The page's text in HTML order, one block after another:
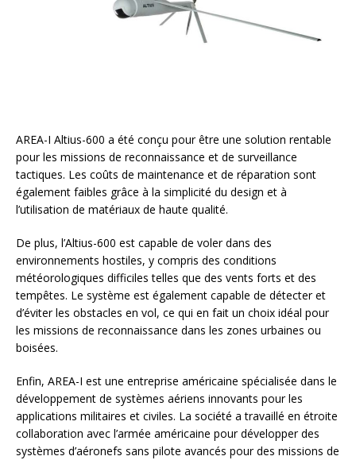
AREA-I Altius-600 a été conçu pour être une solution rentable
pour les missions de reconnaissance et de surveillance
tactiques. Les coûts de maintenance et de réparation sont
également faibles grâce à la simplicité du design et à
l’utilisation de matériaux de haute qualité.
De plus, l’Altius-600 est capable de voler dans des
environnements hostiles, y compris des conditions
météorologiques difficiles telles que des vents forts et des
tempêtes. Le système est également capable de détecter et
d’éviter les obstacles en vol, ce qui en fait un choix idéal pour
les missions de reconnaissance dans les zones urbaines ou
boisées.
Enfin, AREA-I est une entreprise américaine spécialisée dans le
développement de systèmes aériens innovants pour les
applications militaires et civiles. La société a travaillé en étroite
collaboration avec l’armée américaine pour développer des
systèmes d’aéronefs sans pilote avancés pour des missions de